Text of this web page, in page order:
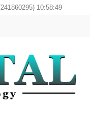
10:58:49